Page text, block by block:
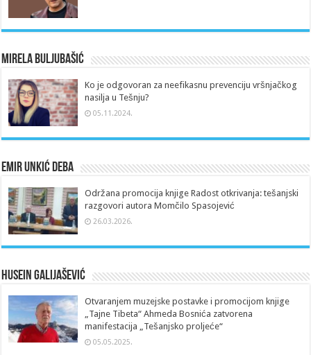
Mirela Buljubašić
Ko je odgovoran za neefikasnu prevenciju vršnjačkog
nasilja u Tešnju?
05.11.2024.
Emir Unkić Deba
Održana promocija knjige Radost otkrivanja: tešanjski
razgovori autora Momčilo Spasojević
26.03.2026.
Husein Galijašević
Otvaranjem muzejske postavke i promocijom knjige
„Tajne Tibeta“ Ahmeda Bosnića zatvorena
manifestacija „Tešanjsko proljeće“
05.05.2025.